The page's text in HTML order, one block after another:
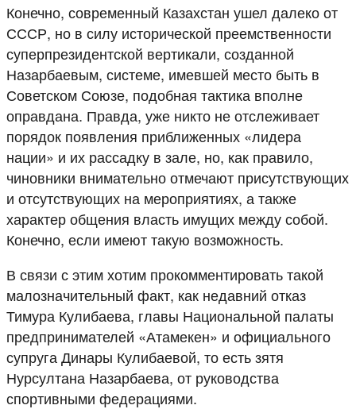
Конечно, современный Казахстан ушел далеко от
СССР, но в силу исторической преемственности
суперпрезидентской вертикали, созданной
Назарбаевым, системе, имевшей место быть в
Советском Союзе, подобная тактика вполне
оправдана. Правда, уже никто не отслеживает
порядок появления приближенных «лидера
нации» и их рассадку в зале, но, как правило,
чиновники внимательно отмечают присутствующих
и отсутствующих на мероприятиях, а также
характер общения власть имущих между собой.
Конечно, если имеют такую возможность.
В связи с этим хотим прокомментировать такой
малозначительный факт, как недавний отказ
Тимура Кулибаева, главы Национальной палаты
предпринимателей «Атамекен» и официального
супруга Динары Кулибаевой, то есть зятя
Нурсултана Назарбаева, от руководства
спортивными федерациями.